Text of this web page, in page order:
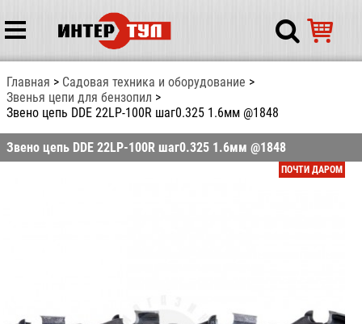
Главная
Садовая техника и оборудование
Звенья цепи для бензопил
Звено цепь DDE 22LP-100R шаг0.325 1.6мм @1848
Звено цепь DDE 22LP-100R шаг0.325 1.6мм @1848
ПОЧТИ ДАРОМ